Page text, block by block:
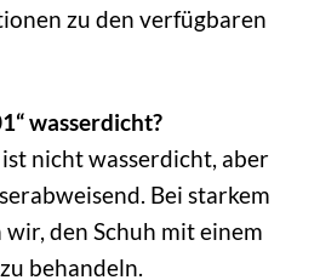
zu den verfügbaren
wasserdicht?
nicht wasserdicht, aber
Bei starkem
wir, den Schuh mit einem
behandeln.